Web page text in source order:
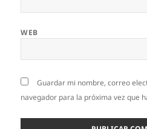
WEB
Guardar mi nombre, correo
navegador para la próxima vez que